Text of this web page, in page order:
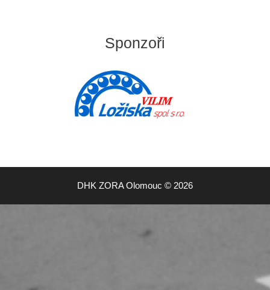
Sponzoři
DHK ZORA Olomouc © 2026